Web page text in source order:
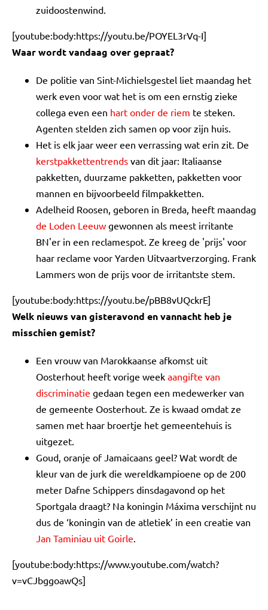
zuidoostenwind.
[youtube:body:https://youtu.be/POYEL3rVq-I]
Waar wordt vandaag over gepraat?
De politie van Sint-Michielsgestel liet maandag het
werk even voor wat het is om een ernstig zieke
collega even een hart onder de riem te steken.
Agenten stelden zich samen op voor zijn huis.
Het is elk jaar weer een verrassing wat erin zit. De
kerstpakkettentrends van dit jaar: Italiaanse
pakketten, duurzame pakketten, pakketten voor
mannen en bijvoorbeeld filmpakketten.
Adelheid Roosen, geboren in Breda, heeft maandag
de Loden Leeuw gewonnen als meest irritante
BN'er in een reclamespot. Ze kreeg de 'prijs' voor
haar reclame voor Yarden Uitvaartverzorging. Frank
Lammers won de prijs voor de irritantste stem.
[youtube:body:https://youtu.be/pBB8vUQckrE]
Welk nieuws van gisteravond en vannacht heb je
misschien gemist?
Een vrouw van Marokkaanse afkomst uit
Oosterhout heeft vorige week aangifte van
discriminatie gedaan tegen een medewerker van
de gemeente Oosterhout. Ze is kwaad omdat ze
samen met haar broertje het gemeentehuis is
uitgezet.
Goud, oranje of Jamaicaans geel? Wat wordt de
kleur van de jurk die wereldkampioene op de 200
meter Dafne Schippers dinsdagavond op het
Sportgala draagt? Na koningin Máxima verschijnt nu
dus de ‘koningin van de atletiek’ in een creatie van
Jan Taminiau uit Goirle.
[youtube:body:https://www.youtube.com/watch?
v=vCJbggoawQs]